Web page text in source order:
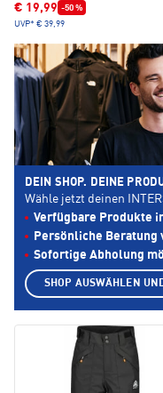
€ 19,99 -50 %
UVP* € 39,99
DEIN SHOP. DEINE
Wähle jetzt deinen
Verfügbare Produkte
Persönliche Beratung
Sofortige Abholung